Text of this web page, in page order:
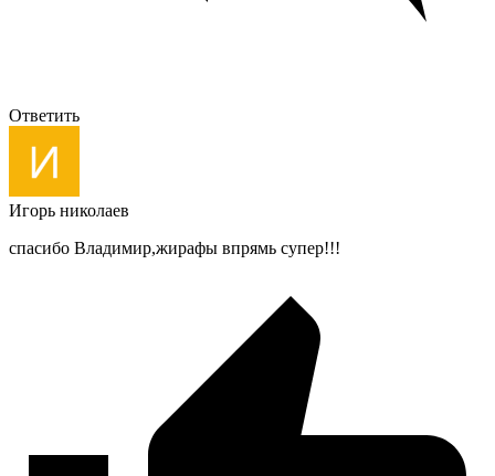
Ответить
Игорь николаев
спасибо Владимир,жирафы впрямь супер!!!